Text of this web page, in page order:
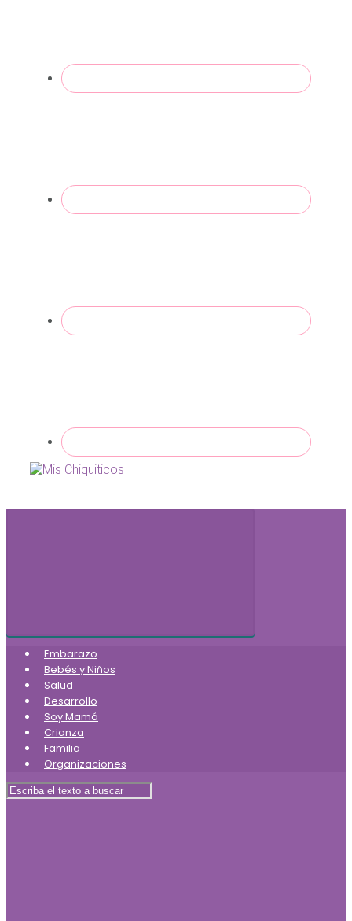
Embarazo
Bebés y Niños
Salud
Desarrollo
Soy Mamá
Crianza
Familia
Organizaciones